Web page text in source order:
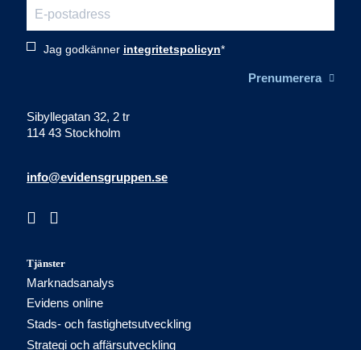
Sibyllegatan 32, 2 tr
114 43 Stockholm
info@evidensgruppen.se
Tjänster
Marknadsanalys
Evidens online
Stads- och fastighetsutveckling
Strategi och affärsutveckling
Jag godkänner integritetspolicyn
Prenumerera